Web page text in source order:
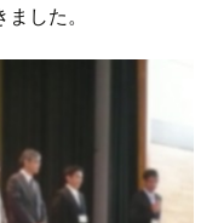
した。